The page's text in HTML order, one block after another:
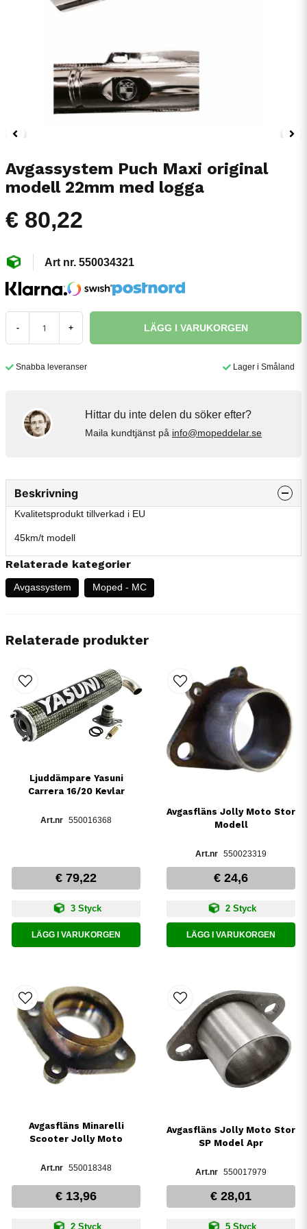
Avgassystem Puch Maxi original
modell 22mm med logga
€ 80,22
550034321
- + LÄGG I VARUKORGEN
Snabba leveranser Lager i Småland
Hittar du inte delen du söker efter?
Maila kundtjänst på info@mopeddelar.se
Beskrivning
Kvalitetsprodukt tillverkad i EU
45km/t modell
Relaterade kategorier
Avgassystem Moped - MC
Relaterade produkter
Ljuddämpare Yasuni
Carrera 16/20 Kevlar
550016368
€ 79,22
3 Styck
LÄGG I VARUKORGEN
Avgasfläns Jolly Moto Stor
Modell
550023319
€ 24,6
2 Styck
LÄGG I VARUKORGEN
Avgasfläns Minarelli
Scooter Jolly Moto
550018348
€ 13,96
2 Styck
Avgasfläns Jolly Moto Stor
SP Model Apr
550017979
€ 28,01
5 Styck